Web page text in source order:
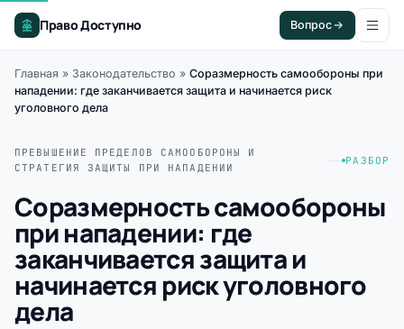
Право Доступно Вопрос
Главная » Законодательство » Соразмерность самообороны при
нападении: где заканчивается защита и начинается риск
уголовного дела
ПРЕВЫШЕНИЕ ПРЕДЕЛОВ САМООБОРОНЫ И
СТРАТЕГИЯ ЗАЩИТЫ ПРИ НАПАДЕНИИ
РАЗБОР
Соразмерность самообороны
при нападении: где
заканчивается защита и
начинается риск уголовного
дела